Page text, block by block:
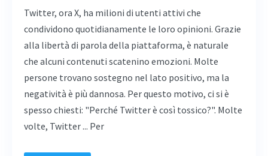
Twitter, ora X, ha milioni di utenti attivi che
condividono quotidianamente le loro opinioni. Grazie
alla libertà di parola della piattaforma, è naturale
che alcuni contenuti scatenino emozioni. Molte
persone trovano sostegno nel lato positivo, ma la
negatività è più dannosa. Per questo motivo, ci si è
spesso chiesti: "Perché Twitter è così tossico?". Molte
volte, Twitter ... Per